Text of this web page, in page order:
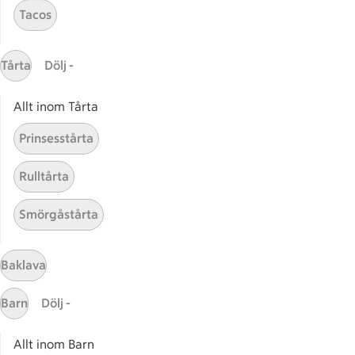
Recept med isterband
Sidfot
Start
Få snabbt svar
FAQ
Kundservice
Kontakta oss
Prenumerera
Tacos
Tårta Dölj -
Allt inom Tårta
Prinsesstårta
Rulltårta
Smörgåstårta
Baklava
Barn Dölj -
Allt inom Barn